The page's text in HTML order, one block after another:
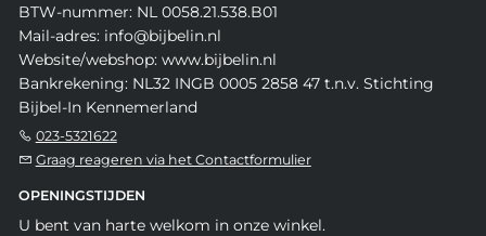
BTW-nummer: NL 0058.21.538.B01
Mail-adres: info@bijbelin.nl
Website/webshop: www.bijbelin.nl
Bankrekening: NL32 INGB 0005 2858 47 t.n.v. Stichting
Bijbel-In Kennemerland
023-5321622
Graag reageren via het Contactformulier
OPENINGSTIJDEN
U bent van harte welkom in onze winkel.